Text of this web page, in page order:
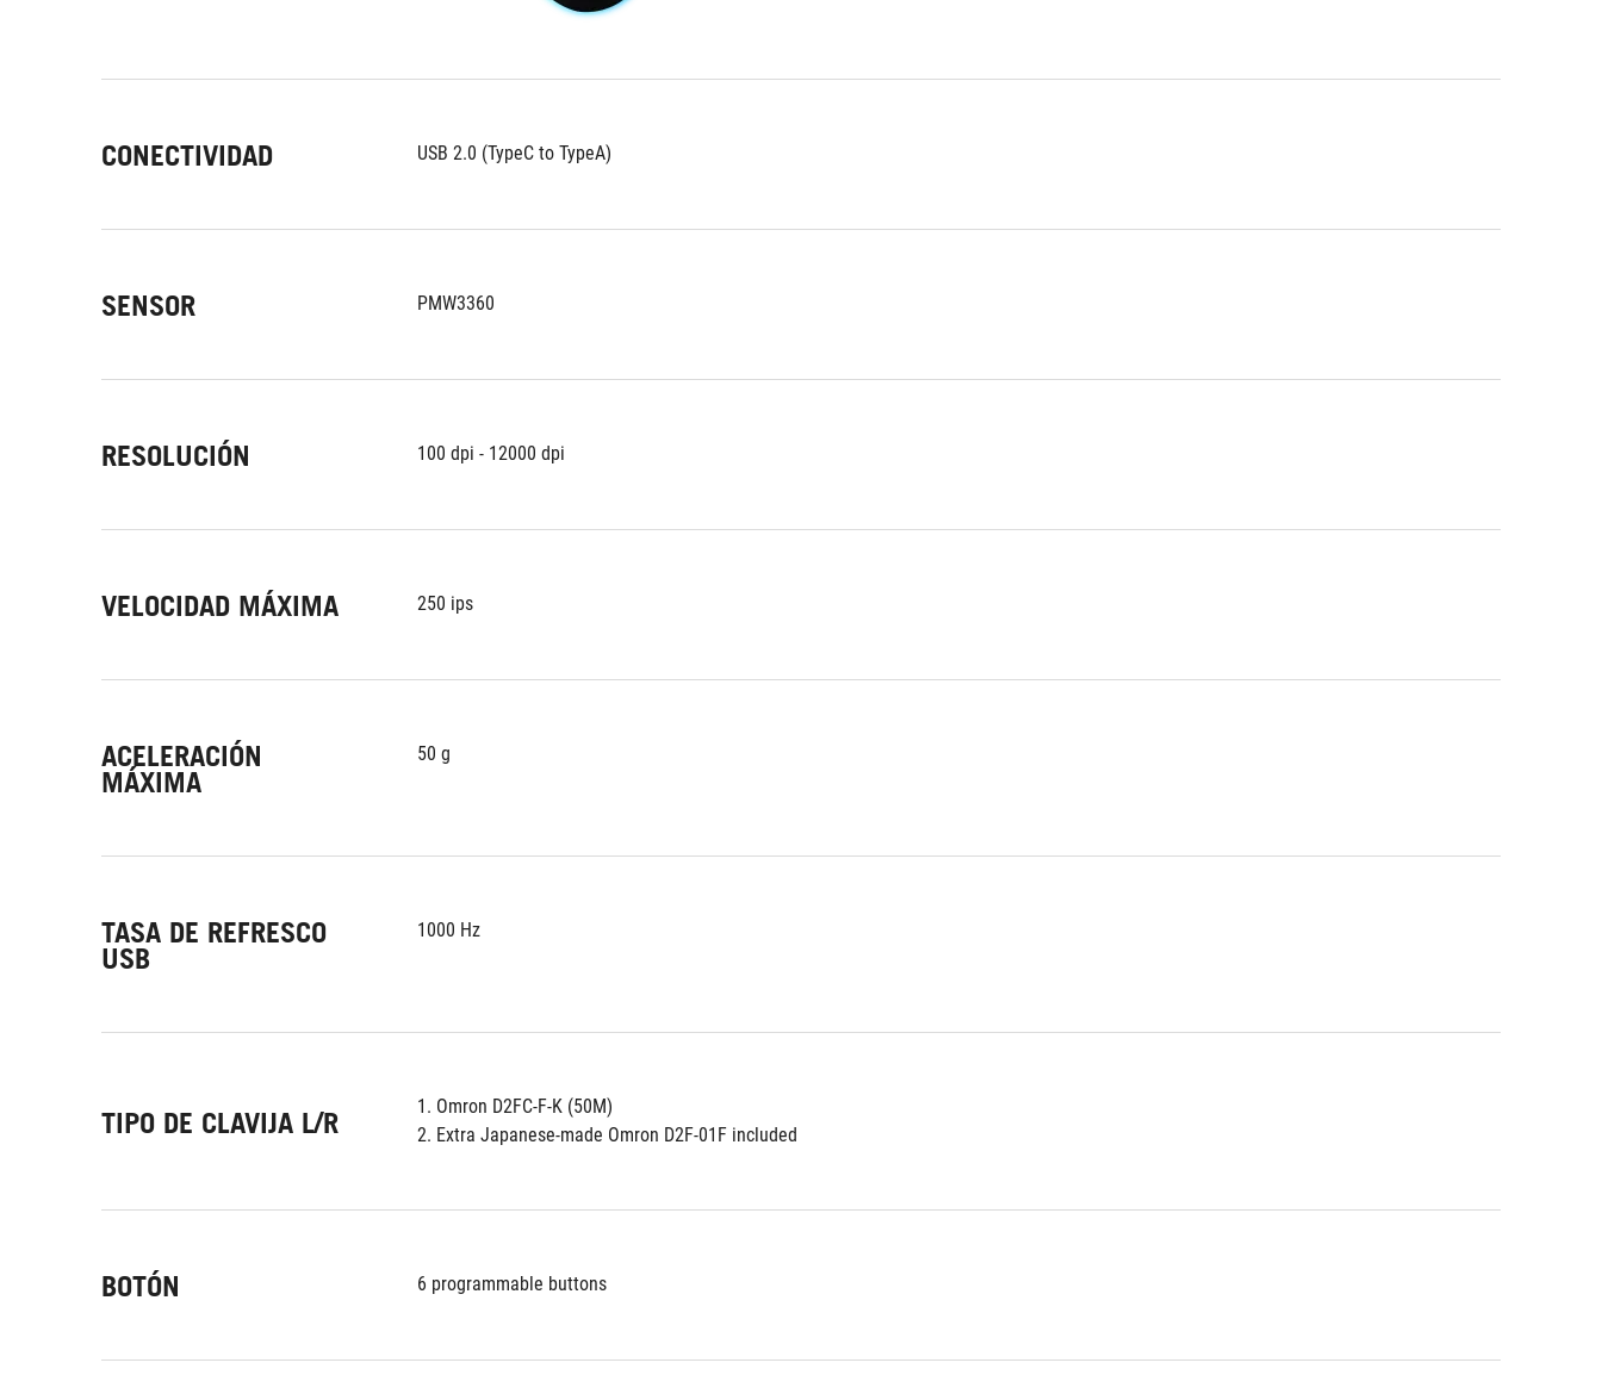
CONECTIVIDAD USB 2.0 (TypeC to TypeA)
SENSOR PMW3360
RESOLUCIÓN 100 dpi - 12000 dpi
VELOCIDAD MÁXIMA 250 ips
ACELERACIÓN
MÁXIMA
50 g
TASA DE REFRESCO
USB
1000 Hz
TIPO DE CLAVIJA L/R
1. Omron D2FC-F-K (50M)
2. Extra Japanese-made Omron D2F-01F included
BOTÓN 6 programmable buttons